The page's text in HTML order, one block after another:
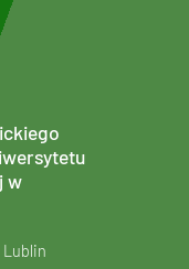
w
Lublin